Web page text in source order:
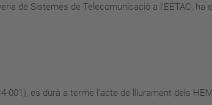
de Sistemes de Telecomunicació a l'EETAC, ha
001), es durà a terme l'acte de lliurament dels